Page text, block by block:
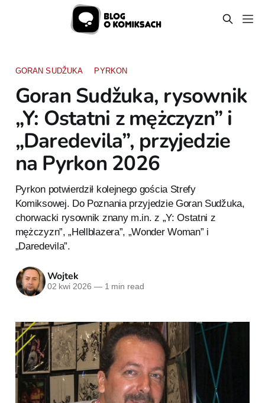
GORAN SUDŽUKA PYRKON
Goran Sudžuka, rysownik
„Y: Ostatni z mężczyzn” i
„Daredevila”, przyjedzie
na Pyrkon 2026
Pyrkon potwierdził kolejnego gościa Strefy
Komiksowej. Do Poznania przyjedzie Goran Sudžuka,
chorwacki rysownik znany m.in. z „Y: Ostatni z
mężczyzn”, „Hellblazera”, „Wonder Woman” i
„Daredevila”.
Wojtek
02 kwi 2026 —1 min read